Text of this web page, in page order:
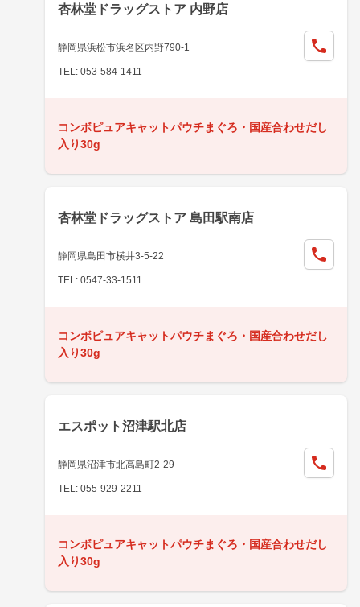
杏林堂ドラッグストア 内野店
静岡県浜松市浜名区内野790-1
TEL: 053-584-1411
コンボピュアキャットパウチまぐろ・国産合わせだし
入り30g
杏林堂ドラッグストア 島田駅南店
静岡県島田市横井3-5-22
TEL: 0547-33-1511
コンボピュアキャットパウチまぐろ・国産合わせだし
入り30g
エスポット沼津駅北店
静岡県沼津市北高島町2-29
TEL: 055-929-2211
コンボピュアキャットパウチまぐろ・国産合わせだし
入り30g